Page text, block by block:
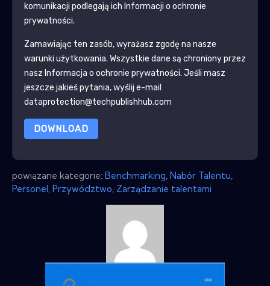
komunikacji podlegają ich Informacji o ochronie
prywatności.
Zamawiając ten zasób, wyrażasz zgodę na nasze
warunki użytkowania. Wszystkie dane są chroniony przez
nasz Informacja o ochronie prywatności. Jeśli masz
jeszcze jakieś pytania, wyślij e-mail
dataprotection@techpublishhub.com
DOWNLOAD
powiązane kategorie: Benchmarking Nabór Talentu
Personel Przywództwo Zarządzanie talentami